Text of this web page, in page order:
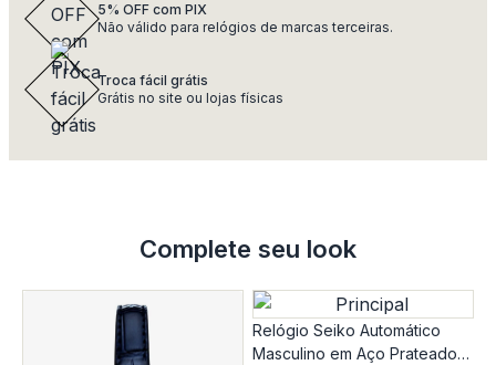
5% OFF com PIX
Não válido para relógios de marcas terceiras.
Troca fácil grátis
Grátis no site ou lojas físicas
Complete seu look
Relógio Seiko Automático
Masculino em Aço Prateado